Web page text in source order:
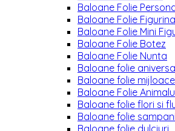
Baloane Folie
Baloane Folie Figurina
Baloane Folie Mini
Baloane Folie Botez
Baloane Folie Nunta
Baloane folie
Baloane folie
Baloane Folie
Baloane folie flori si
Baloane folie
Baloane folie dulciuri